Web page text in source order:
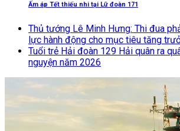
Ấm áp Tết thiếu nhi tại Lữ đoàn 171
Thủ tướng Lê Minh Hưng: Thi đua
lực hành động cho mục tiêu tăng
Tuổi trẻ Hải đoàn 129 Hải quân ra
nguyện năm 2026